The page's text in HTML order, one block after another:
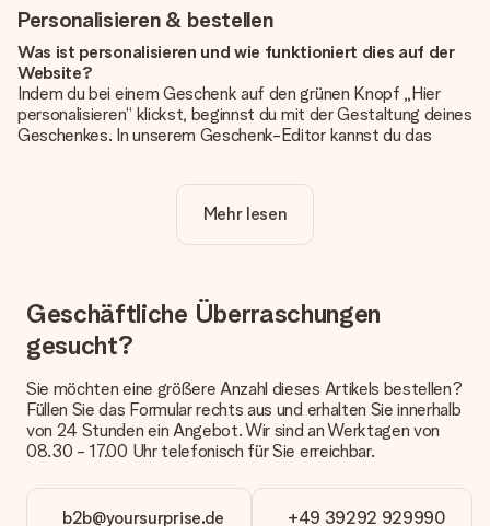
Personalisieren & bestellen
Was ist personalisieren und wie funktioniert dies auf der
Website?
Indem du bei einem Geschenk auf den grünen Knopf „Hier
personalisieren“ klickst, beginnst du mit der Gestaltung deines
Geschenkes. In unserem Geschenk-Editor kannst du das
noch eines unserer angebotenen Designs, um deinem
Geschenk die perfekte Ausstrahlung zu verleihen.
Personalisierung. So ist und bleibt es übersichtlich!
Hat mein Foto die richtige Qualität?
Wir möchten sicherstellen, dass du mit deinem Geschenk
rundum zufrieden bist. Deshalb ist es wichtig, qualitativ
hochwertige Fotos zu verwenden. Wenn du dir nicht sicher
bist, ob dein Bild die erforderliche Qualität aufweist, wende
dich bitte an unseren Kundenservice und füge dein Foto
möchtest. Unser Kundenservice kann dann die Qualität für
dich überprüfen!
Mehr lesen
Geschäftliche Überraschungen
gesucht?
Sie möchten eine größere Anzahl dieses Artikels bestellen?
Füllen Sie das Formular rechts aus und erhalten Sie innerhalb
von 24 Stunden ein Angebot. Wir sind an Werktagen von
08.30 - 17.00 Uhr telefonisch für Sie erreichbar.
b2b@yoursurprise.de +49 39292 929990